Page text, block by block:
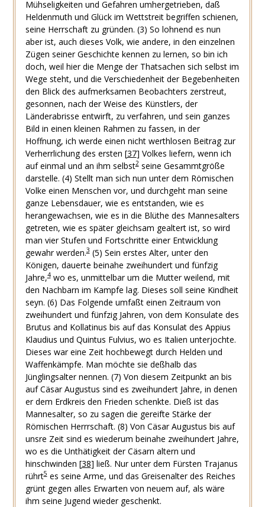
Mühseligkeiten und Gefahren umhergetrieben, daß
Heldenmuth und Glück im Wettstreit begriffen schienen,
seine Herrschaft zu gründen. (3) So lohnend es nun
aber ist, auch dieses Volk, wie andere, in den einzelnen
Zügen seiner Geschichte kennen zu lernen, so bin ich
doch, weil hier die Menge der Thatsachen sich selbst im
Wege steht, und die Verschiedenheit der Begebenheiten
den Blick des aufmerksamen Beobachters zerstreut,
gesonnen, nach der Weise des Künstlers, der
Länderabrisse entwirft, zu verfahren, und sein ganzes
Bild in einen kleinen Rahmen zu fassen, in der
Hoffnung, ich werde einen nicht werthlosen Beitrag zur
Verherrlichung des ersten [37] Volkes liefern, wenn ich
auf einmal und an ihm selbst2seine Gesammtgröße
darstelle. (4) Stellt man sich nun unter dem Römischen
Volke einen Menschen vor, und durchgeht man seine
ganze Lebensdauer, wie es entstanden, wie es
herangewachsen, wie es in die Blüthe des Mannesalters
getreten, wie es später gleichsam gealtert ist, so wird
man vier Stufen und Fortschritte einer Entwicklung
gewahr werden.3 (5) Sein erstes Alter, unter den
Königen, dauerte beinahe zweihundert und fünfzig
Jahre,4wo es, unmittelbar um die Mutter weilend, mit
den Nachbarn im Kampfe lag. Dieses soll seine Kindheit
seyn. (6) Das Folgende umfaßt einen Zeitraum von
zweihundert und fünfzig Jahren, von dem Konsulate des
Brutus and Kollatinus bis auf das Konsulat des Appius
Klaudius und Quintus Fulvius, wo es Italien unterjochte.
Dieses war eine Zeit hochbewegt durch Helden und
Waffenkämpfe. Man möchte sie deßhalb das
Jünglingsalter nennen. (7) Von diesem Zeitpunkt an bis
auf Cäsar Augustus sind es zweihundert Jahre, in denen
er dem Erdkreis den Frieden schenkte. Dieß ist das
Mannesalter, so zu sagen die gereifte Stärke der
Römischen Herrrschaft. (8) Von Cäsar Augustus bis auf
unsre Zeit sind es wiederum beinahe zweihundert Jahre,
wo es die Unthätigkeit der Cäsarn altern und
hinschwinden [38] ließ. Nur unter dem Fürsten Trajanus
rührt5es seine Arme, und das Greisenalter des Reiches
grünt gegen alles Erwarten von neuem auf, als wäre
ihm seine Jugend wieder geschenkt.